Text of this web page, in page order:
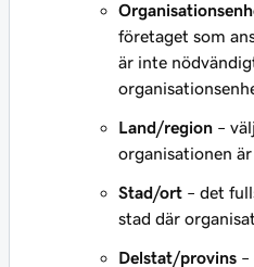
företaget som
är inte
Land/region –
organisationen är
Stad/ort – det
stad där
Delstat/provins